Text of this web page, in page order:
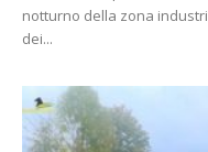
notturno della zona
dei...